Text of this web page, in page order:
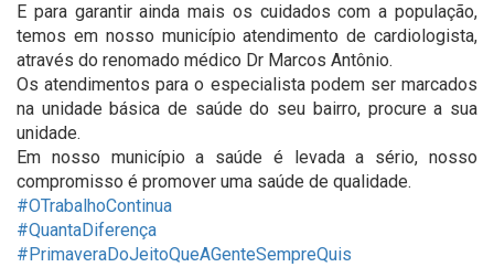
E para garantir ainda mais os cuidados com a população,
temos em nosso município atendimento de cardiologista,
através do renomado médico Dr Marcos Antônio.
Os atendimentos para o especialista podem ser marcados
na unidade básica de saúde do seu bairro, procure a sua
unidade.
Em nosso município a saúde é levada a sério, nosso
compromisso é promover uma saúde de qualidade.
#OTrabalhoContinua
#QuantaDiferença
#PrimaveraDoJeitoQueAGenteSempreQuis